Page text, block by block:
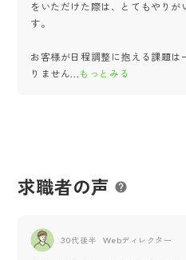
をいただけた際は、とてもやりが
す。
お客様が日程調整に抱える課題は
りません...もっとみる
求職者の声
30代後半 Webディレクター